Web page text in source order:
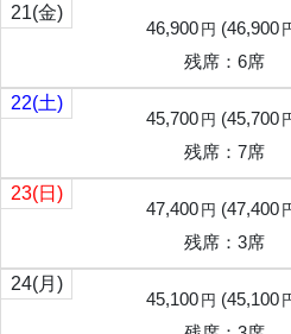
21(金)
46,900 円 (46,900
残席：6席
22(土)
45,700 円 (45,700
残席：7席
23(日)
47,400 円 (47,400
残席：3席
24(月)
45,100 円 (45,100